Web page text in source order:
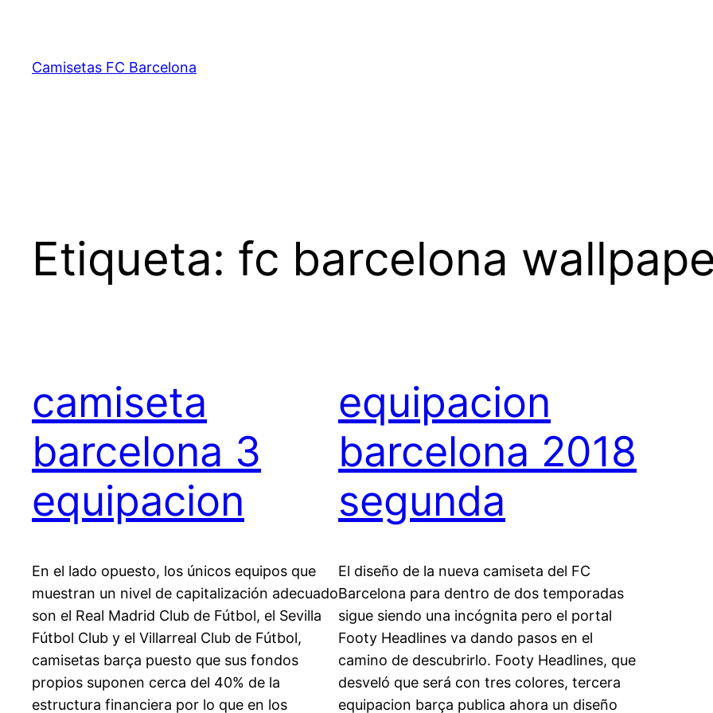
contenido
Camisetas FC Barcelona
Etiqueta: fc barcelona
camiseta
barcelona 3
equipacion
En el lado opuesto, los únicos equipos que
muestran un nivel de capitalización adecuado
son el Real Madrid Club de Fútbol, el Sevilla
Fútbol Club y el Villarreal Club de Fútbol,
camisetas barça puesto que sus fondos
propios suponen cerca del 40% de la
estructura financiera por lo que en los
equipacion
barcelona 2018
segunda
El diseño de la nueva camiseta del FC
Barcelona para dentro de dos temporadas
sigue siendo una incógnita pero el portal
Footy Headlines va dando pasos en el
camino de descubrirlo. Footy Headlines, que
desveló que será con tres colores, tercera
equipacion barça publica ahora un diseño